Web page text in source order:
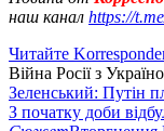
наш канал https://
Читайте
Війна Росії з
Зеленський: Путін
З початку доби